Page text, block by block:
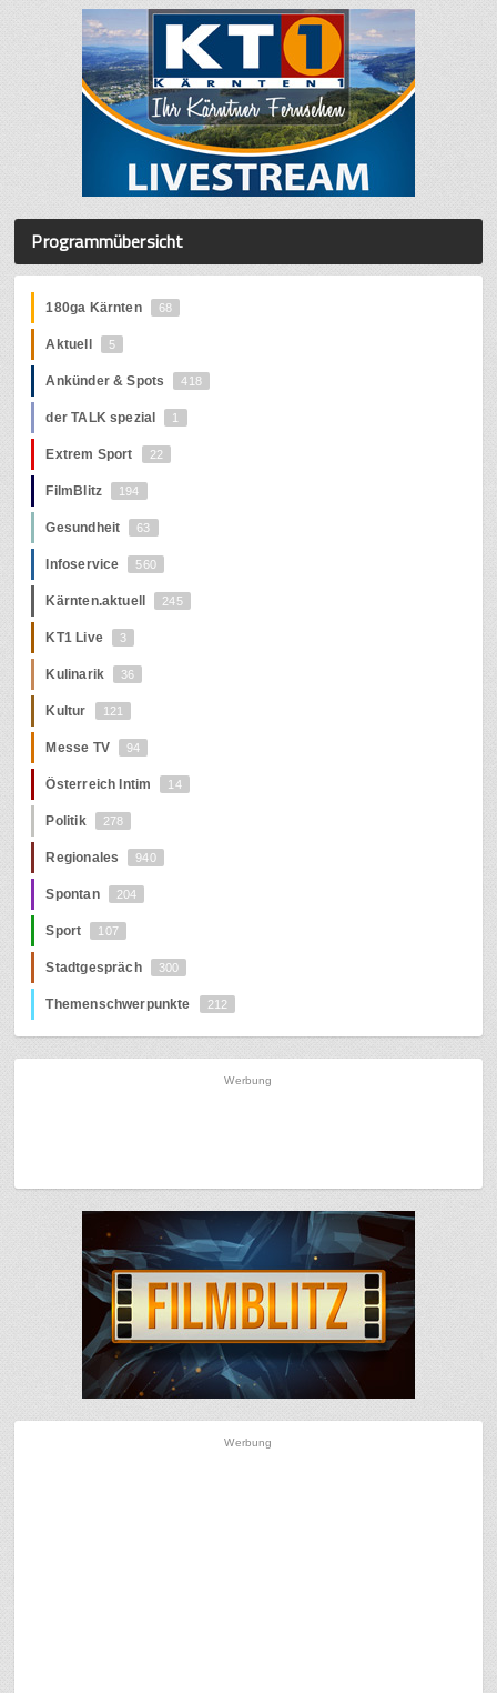
Programmübersicht
180ga Kärnten 68
Aktuell 5
Ankünder & Spots 418
der TALK spezial 1
Extrem Sport 22
FilmBlitz 194
Gesundheit 63
Infoservice 560
Kärnten.aktuell 245
KT1 Live 3
Kulinarik 36
Kultur 121
Messe TV 94
Österreich Intim 14
Politik 278
Regionales 940
Spontan 204
Sport 107
Stadtgespräch 300
Themenschwerpunkte 212
Werbung
Werbung